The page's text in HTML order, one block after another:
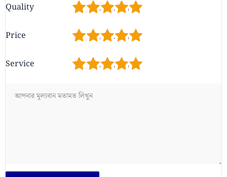
Quality 5
4
3
2
Price 5
4
3
2
Service 5
4
3
2